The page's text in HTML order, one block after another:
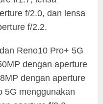
f/2.0, dan lensa
f/2.2.
Reno10 Pro+ 5G
dengan aperture
dengan aperture
5G menggunakan